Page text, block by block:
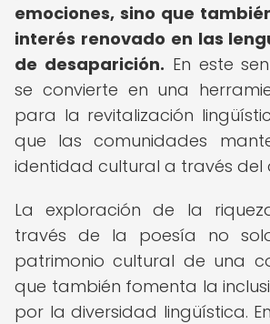
emociones, sino que
interés renovado en las
de desaparición. En este
se convierte en una
para la revitalización
que las comunidades
identidad cultural a través del
La exploración de la
través de la poesía no
patrimonio cultural de una
que también fomenta la
por la diversidad lingüística.